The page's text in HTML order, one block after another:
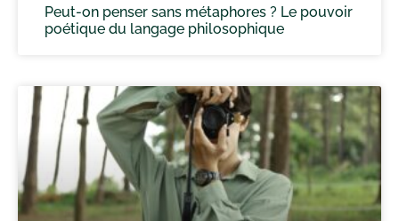
Peut-on penser sans métaphores ? Le pouvoir
poétique du langage philosophique